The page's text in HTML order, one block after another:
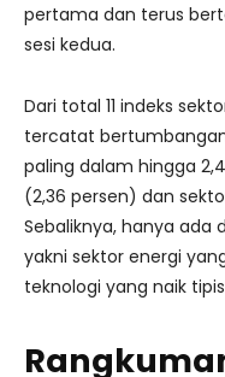
pertama dan terus
sesi kedua.
Dari total 11 indeks
tercatat
paling dalam hingga
(2,36 persen) dan
Sebaliknya, hanya
yakni sektor energi
teknologi yang naik tipis